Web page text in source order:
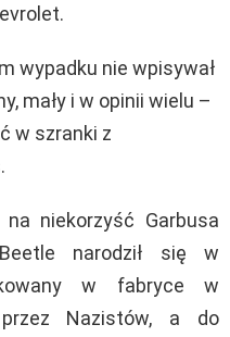
wypadku nie wpisywał
mały i w opinii wielu –
w szranki z
niekorzyść Garbusa
narodził się w
w fabryce w
przez Nazistów, a do